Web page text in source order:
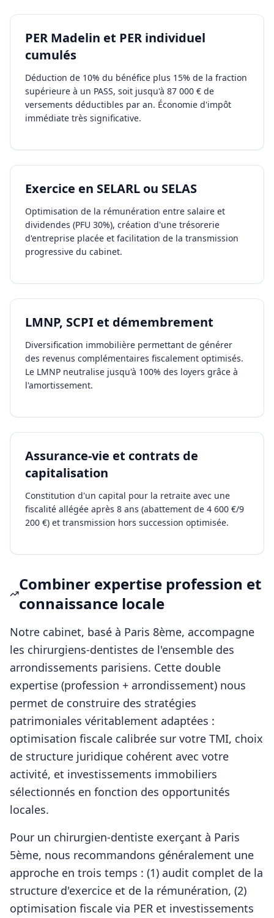
PER Madelin et PER individuel
cumulés
Déduction de 10% du bénéfice plus 15% de la fraction
supérieure à un PASS, soit jusqu'à 87 000 € de
versements déductibles par an. Économie d'impôt
immédiate très significative.
Exercice en SELARL ou SELAS
Optimisation de la rémunération entre salaire et
dividendes (PFU 30%), création d'une trésorerie
d'entreprise placée et facilitation de la transmission
progressive du cabinet.
LMNP, SCPI et démembrement
Diversification immobilière permettant de générer
des revenus complémentaires fiscalement optimisés.
Le LMNP neutralise jusqu'à 100% des loyers grâce à
l'amortissement.
Assurance-vie et contrats de
capitalisation
Constitution d'un capital pour la retraite avec une
fiscalité allégée après 8 ans (abattement de 4 600 €/9
200 €) et transmission hors succession optimisée.
Combiner expertise profession et
connaissance locale
Notre cabinet, basé à Paris 8ème, accompagne
les chirurgiens-dentistes de l'ensemble des
arrondissements parisiens. Cette double
expertise (profession + arrondissement) nous
permet de construire des stratégies
patrimoniales véritablement adaptées :
optimisation fiscale calibrée sur votre TMI, choix
de structure juridique cohérent avec votre
activité, et investissements immobiliers
sélectionnés en fonction des opportunités
locales.
Pour un chirurgien-dentiste exerçant à Paris
5ème, nous recommandons généralement une
approche en trois temps : (1) audit complet de la
structure d'exercice et de la rémunération, (2)
optimisation fiscale via PER et investissements